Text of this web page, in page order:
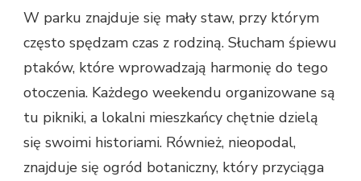
W parku znajduje się mały staw, przy którym
często spędzam czas z rodziną. Słucham śpiewu
ptaków, które wprowadzają harmonię do tego
otoczenia. Każdego weekendu organizowane są
tu pikniki, a lokalni mieszkańcy chętnie dzielą
się swoimi historiami. Również, nieopodal,
znajduje się ogród botaniczny, który przyciąga